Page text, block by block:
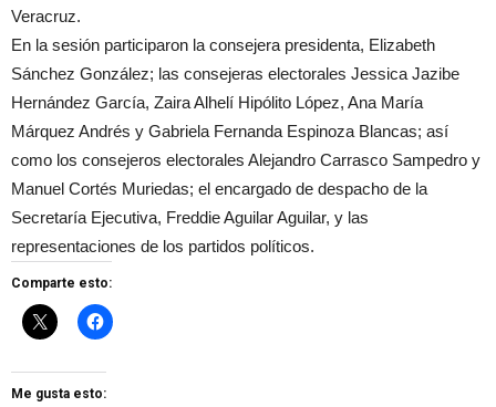
Veracruz.
En la sesión participaron la consejera presidenta, Elizabeth
Sánchez González; las consejeras electorales Jessica Jazibe
Hernández García, Zaira Alhelí Hipólito López, Ana María
Márquez Andrés y Gabriela Fernanda Espinoza Blancas; así
como los consejeros electorales Alejandro Carrasco Sampedro y
Manuel Cortés Muriedas; el encargado de despacho de la
Secretaría Ejecutiva, Freddie Aguilar Aguilar, y las
representaciones de los partidos políticos.
Comparte esto:
Me gusta esto: